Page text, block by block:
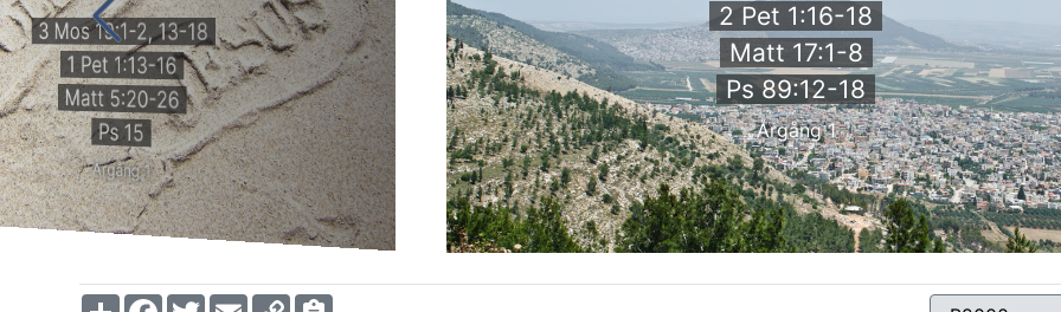
3 Mos 19:1-2, 13-18
1 Pet 1:13-16
Matt 5:20-26
Ps 15
Årgång 1
2 Pet 1:16-18
Matt 17:1-8
Ps 89:12-18
Årgång 1
ShareFacebook
TwitterEmailCopy